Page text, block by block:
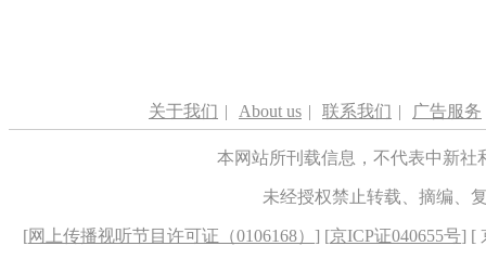
关于我们 | About us | 联系我们 | 广告服务
本网站所刊载信息，不代表中新
未经授权禁止转载、摘编、
[网上传播视听节目许可证（0106168） ] [京ICP证040655号] [